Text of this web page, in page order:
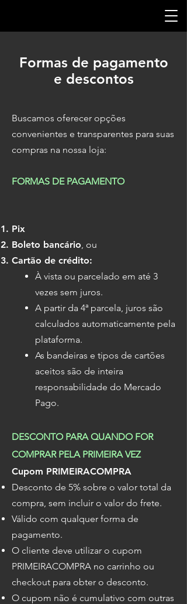
Formas de pagamento
e descontos
Buscamos oferecer opções
convenientes e transparentes para suas
compras na nossa loja:
FORMAS DE PAGAMENTO
Pix
Boleto bancário, ou
Cartão de crédito:
À vista ou parcelado em até 3
vezes sem juros.
A partir da 4ª parcela, juros são
calculados automaticamente pela
plataforma.
As bandeiras e tipos de cartões
aceitos são de inteira
responsabilidade do Mercado
Pago.
DESCONTO PARA QUANDO FOR
COMPRAR PELA PRIMEIRA VEZ
Cupom PRIMEIRACOMPRA
Desconto de 5% sobre o valor total da
compra, sem incluir o valor do frete.
Válido com qualquer forma de
pagamento.
O cliente deve utilizar o cupom
PRIMEIRACOMPRA no carrinho ou
checkout para obter o desconto.
O cupom não é cumulativo com outras